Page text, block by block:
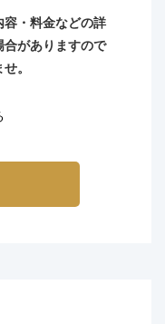
返し視聴可能で、
です。
能期間を設けてお
・料金などの詳
合がありますので
。
カリキュ